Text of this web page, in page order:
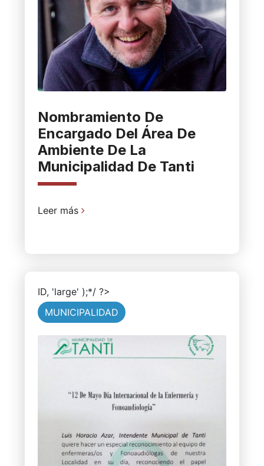
Nombramiento De
Encargado Del Área De
Ambiente De La
Municipalidad De Tanti
Leer más
ID, 'large' );*/ ?>
MUNICIPALIDAD